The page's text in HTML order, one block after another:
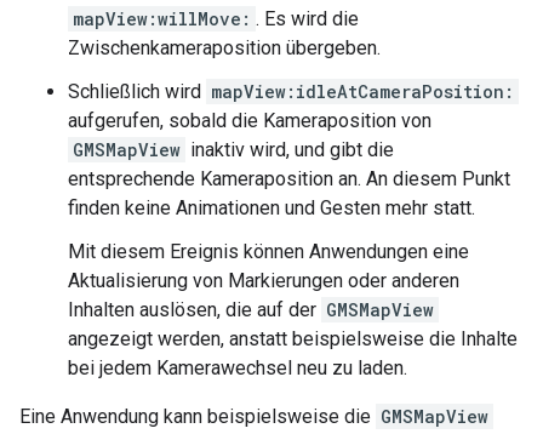
mapView:willMove: . Es wird die
Zwischenkameraposition übergeben.
Schließlich wird mapView:idleAtCameraPosition:
aufgerufen, sobald die Kameraposition von
GMSMapView inaktiv wird, und gibt die
entsprechende Kameraposition an. An diesem Punkt
finden keine Animationen und Gesten mehr statt.
Mit diesem Ereignis können Anwendungen eine
Aktualisierung von Markierungen oder anderen
Inhalten auslösen, die auf der GMSMapView
angezeigt werden, anstatt beispielsweise die Inhalte
bei jedem Kamerawechsel neu zu laden.
Eine Anwendung kann beispielsweise die GMSMapView